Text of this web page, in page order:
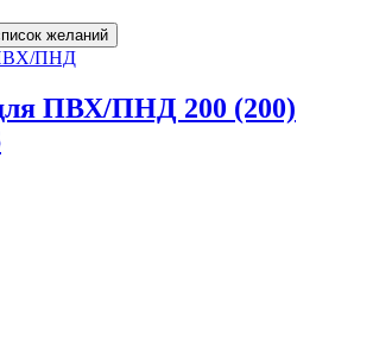
желаний
ПНД
ПВХ/ПНД 200 (200)